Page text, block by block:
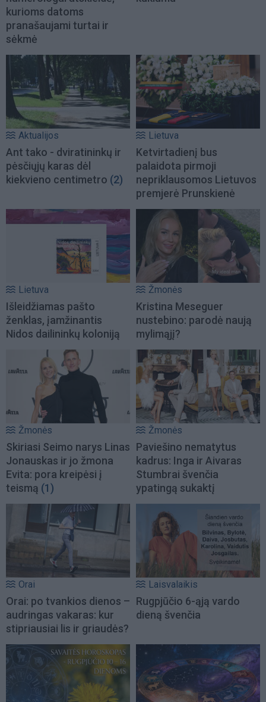
kurioms datoms
pranašaujami turtai ir
sėkmė
Aktualijos
Ant tako - dviratininkų ir
pėsčiųjų karas dėl
kiekvieno centimetro (2)
Lietuva
Ketvirtadienį bus
palaidota pirmoji
nepriklausomos Lietuvos
premjerė Prunskienė
Lietuva
Išleidžiamas pašto
ženklas, įamžinantis
Nidos dailininkų koloniją
Žmonės
Kristina Meseguer
nustebino: parodė naują
mylimąjį?
Žmonės
Skiriasi Seimo narys Linas
Jonauskas ir jo žmona
Evita: pora kreipėsi į
teismą (1)
Žmonės
Paviešino nematytus
kadrus: Inga ir Aivaras
Stumbrai švenčia
ypatingą sukaktį
Orai
Orai: po tvankios dienos –
audringas vakaras: kur
stipriausiai lis ir griaudės?
Laisvalaikis
Rugpjūčio 6-ąją vardo
dieną švenčia